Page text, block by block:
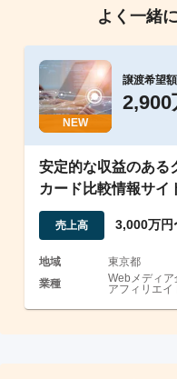
よく一緒
NEW
譲渡希望額
2,900
安定的な収益のある
カード比較情報サイ
売上高 3,000万円
地域
東京都
業種
Webメディア
アフィリエイ